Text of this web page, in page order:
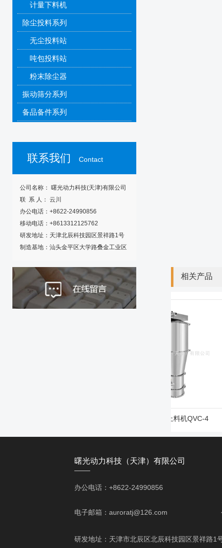
计量下料机
除尘投料系列
无尘投料站
吨包投料站
粉末除尘器
振动筛分系列
备品备件系列
联系我们 Contact
公司名称： 曙光动力科技(天津)有限公司
联 系 人： 云川
办公电话：+8622-24990856
移动电话：+8613312125762
研发地址：天津北辰科技园区景祥路1号
制造基地：汕头金平区大学路叠金工业区
相关产品
气动真空上料机QVC-4
曙光动力科技（天津）有限公司
——
办公电话：+8622-24990856 移动
电子邮箱：auroratj@126.com 公
研发地址：天津市北辰区北辰科技园区景祥路1